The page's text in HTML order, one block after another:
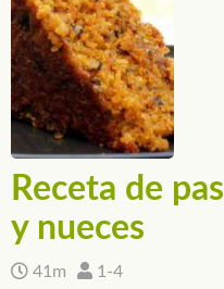
Receta de
y nueces
41m 1-4